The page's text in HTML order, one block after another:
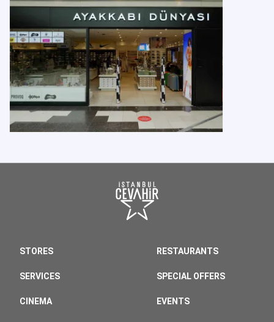
STORES RESTAURANTS
SERVICES SPECIAL OFFERS
CINEMA EVENTS